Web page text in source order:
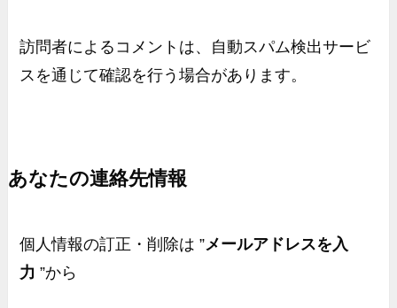
訪問者によるコメントは、自動スパム検出サービ
スを通じて確認を行う場合があります。
あなたの連絡先情報
個人情報の訂正・削除は ”メールアドレスを入
力 ”から